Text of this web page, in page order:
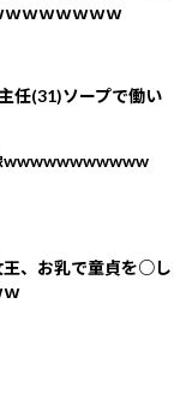
ｗｗｗｗｗｗ
任(31)ソープで働い
wwwwwwwwwww
王、お乳で童貞を○し
ｗ